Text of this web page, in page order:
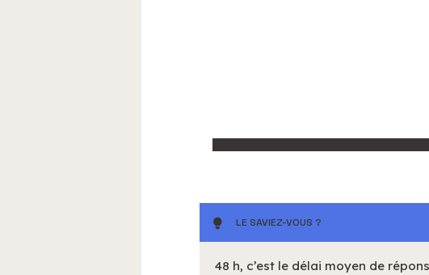
LE SAVIEZ-VOUS ?
48 h, c’est le délai moyen de